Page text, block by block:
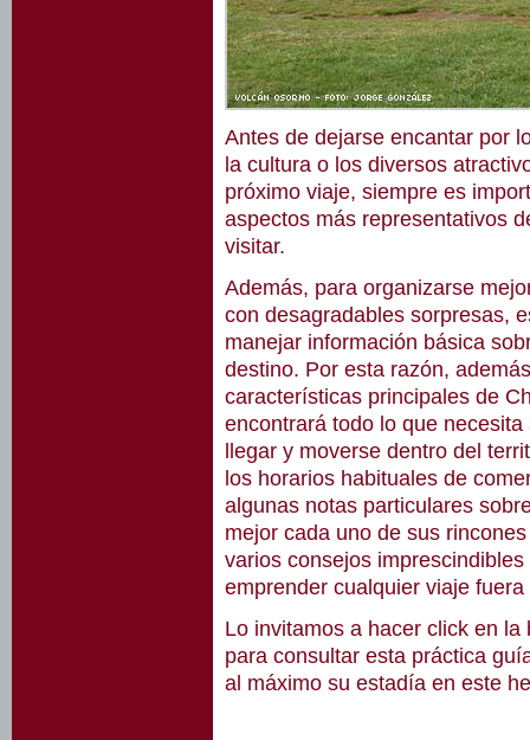
Antes de dejarse encantar por
la cultura o los diversos
próximo viaje, siempre es
aspectos más representativos
visitar.
Además, para organizarse
con desagradables sorpresas,
manejar información básica
destino. Por esta razón,
características principales de
encontrará todo lo que
llegar y moverse dentro del
los horarios habituales de
algunas notas particulares
mejor cada uno de sus
varios consejos
emprender cualquier viaje
Lo invitamos a hacer click en
para consultar esta práctica
al máximo su estadía en este